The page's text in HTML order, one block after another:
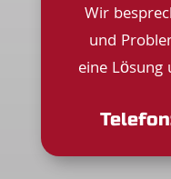
Wir
und
eine